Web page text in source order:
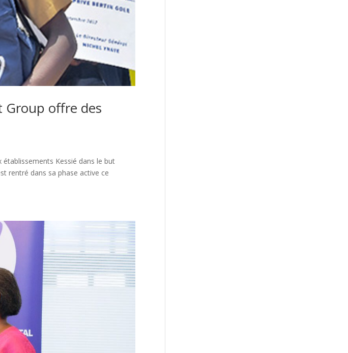
Group offre des
établissements Kessié dans le but
rentré dans sa phase active ce